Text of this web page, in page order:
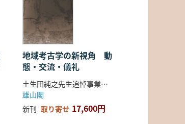
地域考古学の新視角 動
態・交流・儀礼
土生田純之先生追悼事業会 編
雄山閣
新刊 取り寄せ 17,600円